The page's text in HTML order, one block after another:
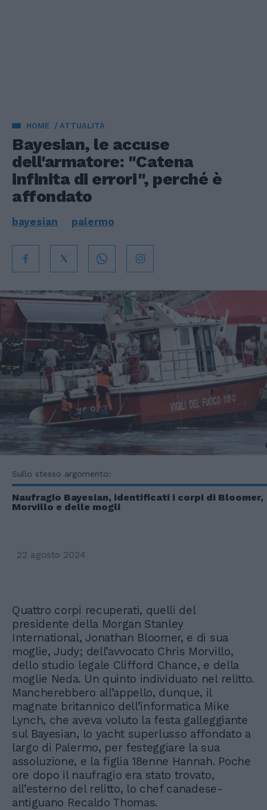
HOME ATTUALITÀ
Bayesian, le accuse
dell'armatore: "Catena
infinita di errori", perché è
affondato
bayesian palermo
Sullo stesso argomento:
Naufragio Bayesian, identificati i corpi di Bloomer,
Morvillo e delle mogli
22 agosto 2024
Quattro corpi recuperati, quelli del
presidente della Morgan Stanley
International, Jonathan Bloomer, e di sua
moglie, Judy; dell’avvocato Chris Morvillo,
dello studio legale Clifford Chance, e della
moglie Neda. Un quinto individuato nel relitto.
Mancherebbero all’appello, dunque, il
magnate britannico dell’informatica Mike
Lynch, che aveva voluto la festa galleggiante
sul Bayesian, lo yacht superlusso affondato a
largo di Palermo, per festeggiare la sua
assoluzione, e la figlia 18enne Hannah. Poche
ore dopo il naufragio era stato trovato,
all’esterno del relitto, lo chef canadese-
antiguano Recaldo Thomas.